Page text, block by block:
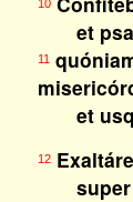
10
et
11
et
12
super